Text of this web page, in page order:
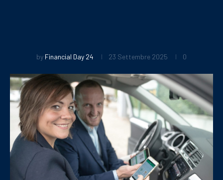
by Financial Day 24 23 Settembre 2025 0